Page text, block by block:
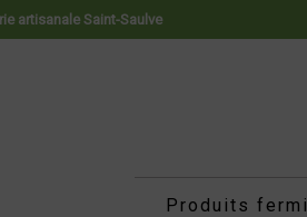
artisanale Saint-Saulve
Produits
cookies